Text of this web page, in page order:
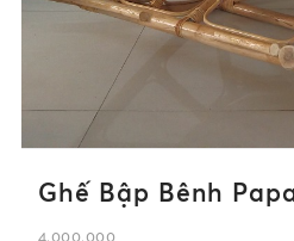
Ghế Bập Bênh
4,000,000